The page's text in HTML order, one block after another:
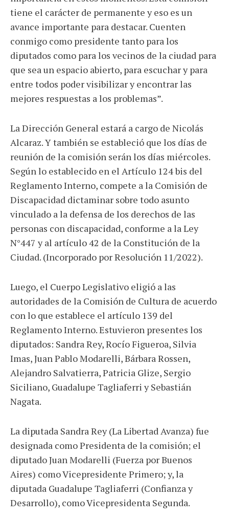
tiene el carácter de permanente y eso es un
avance importante para destacar. Cuenten
conmigo como presidente tanto para los
diputados como para los vecinos de la ciudad para
que sea un espacio abierto, para escuchar y para
entre todos poder visibilizar y encontrar las
mejores respuestas a los problemas”.
La Dirección General estará a cargo de Nicolás
Alcaraz. Y también se estableció que los días de
reunión de la comisión serán los días miércoles.
Según lo establecido en el Artículo 124 bis del
Reglamento Interno, compete a la Comisión de
Discapacidad dictaminar sobre todo asunto
vinculado a la defensa de los derechos de las
personas con discapacidad, conforme a la Ley
N°447 y al artículo 42 de la Constitución de la
Ciudad. (Incorporado por Resolución 11/2022).
Luego, el Cuerpo Legislativo eligió a las
autoridades de la Comisión de Cultura de acuerdo
con lo que establece el artículo 139 del
Reglamento Interno. Estuvieron presentes los
diputados: Sandra Rey, Rocío Figueroa, Silvia
Imas, Juan Pablo Modarelli, Bárbara Rossen,
Alejandro Salvatierra, Patricia Glize, Sergio
Siciliano, Guadalupe Tagliaferri y Sebastián
Nagata.
La diputada Sandra Rey (La Libertad Avanza) fue
designada como Presidenta de la comisión; el
diputado Juan Modarelli (Fuerza por Buenos
Aires) como Vicepresidente Primero; y, la
diputada Guadalupe Tagliaferri (Confianza y
Desarrollo), como Vicepresidenta Segunda.